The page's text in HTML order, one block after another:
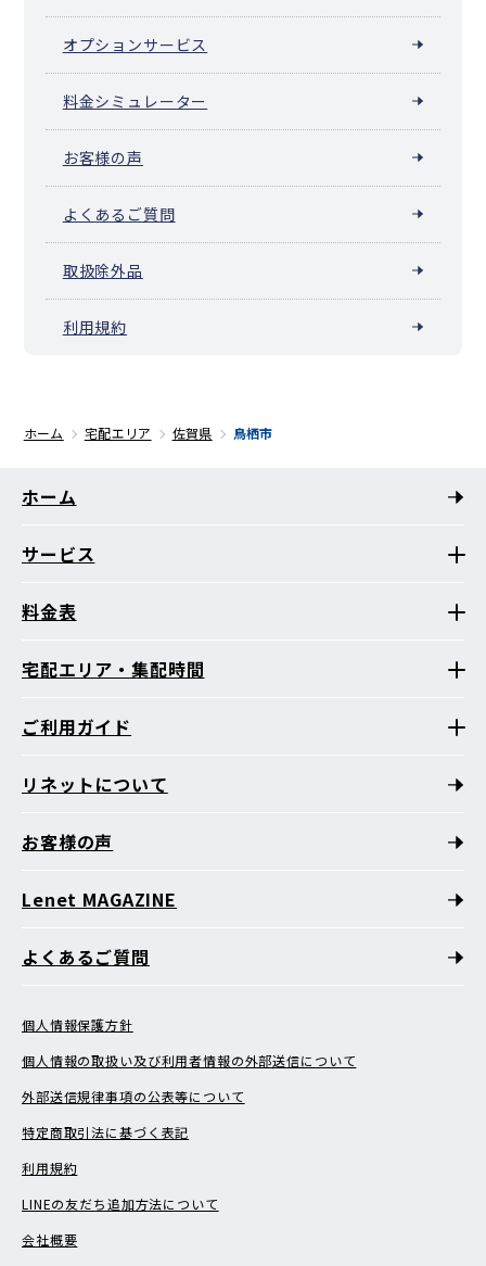
オプションサービス
料金シミュレーター
お客様の声
よくあるご質問
取扱除外品
利用規約
ホーム 宅配エリア 佐賀県 鳥栖市
ホーム
サービス
料金表
宅配エリア・集配時間
ご利用ガイド
リネットについて
お客様の声
Lenet MAGAZINE
よくあるご質問
個人情報保護方針
個人情報の取扱い及び利用者情報の外部送信について
外部送信規律事項の公表等について
特定商取引法に基づく表記
利用規約
LINEの友だち追加方法について
会社概要